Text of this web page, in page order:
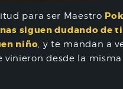
para ser Maestro
siguen dudando de
niño, y te mandan a
vinieron desde la